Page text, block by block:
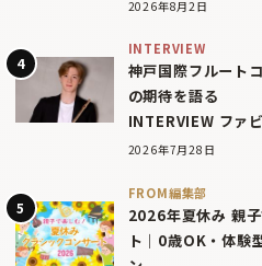
2026年8月2日
INTERVIEW
神戸国際フルート
の期待を語る
INTERVIEW ファ
2026年7月28日
FROM編集部
2026年夏休み 親
ト｜0歳OK・体験